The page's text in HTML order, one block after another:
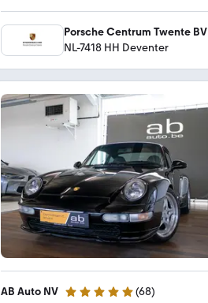
Porsche Centrum Twente BV
NL-7418 HH Deventer
AB Auto NV 5 Sterne (68)